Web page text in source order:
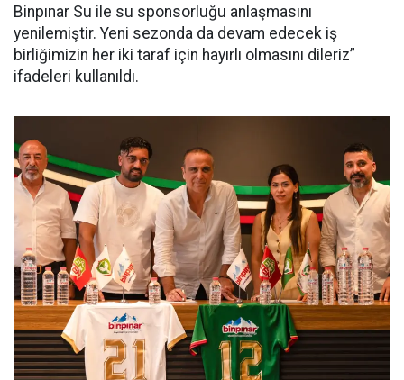
Binpınar Su ile su sponsorluğu anlaşmasını
yenilemiştir. Yeni sezonda da devam edecek iş
birliğimizin her iki taraf için hayırlı olmasını dileriz”
ifadeleri kullanıldı.